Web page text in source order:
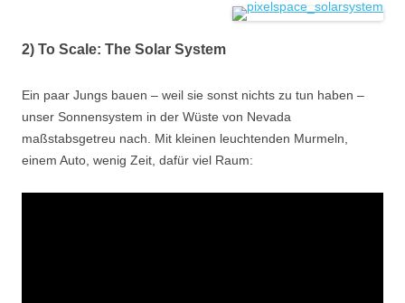
2) To Scale: The Solar System
Ein paar Jungs bauen – weil sie sonst nichts zu tun haben –
unser Sonnensystem in der Wüste von Nevada
maßstabsgetreu nach. Mit kleinen leuchtenden Murmeln,
einem Auto, wenig Zeit, dafür viel Raum: